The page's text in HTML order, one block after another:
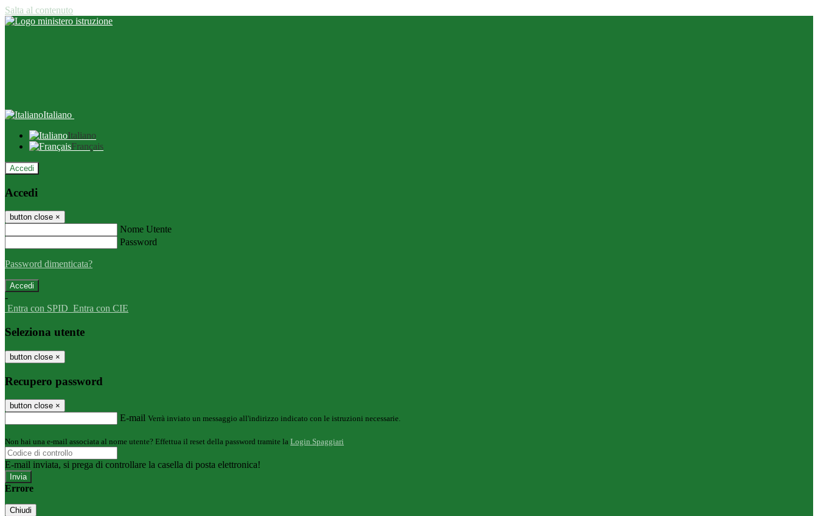
Salta al contenuto
Italiano
Italiano
Français
Accedi
Accedi
button close ×
Nome Utente
Password
Password dimenticata?
-
Entra con SPID Entra con CIE
Seleziona utente
button close ×
Recupero password
button close ×
E-mail Verrà inviato un messaggio all'indirizzo indicato con le istruzioni necessarie.
Non hai una e-mail associata al nome utente? Effettua il reset della password tramite la Login Spaggiari
E-mail inviata, si prega di controllare la casella di posta elettronica!
Errore
Chiudi